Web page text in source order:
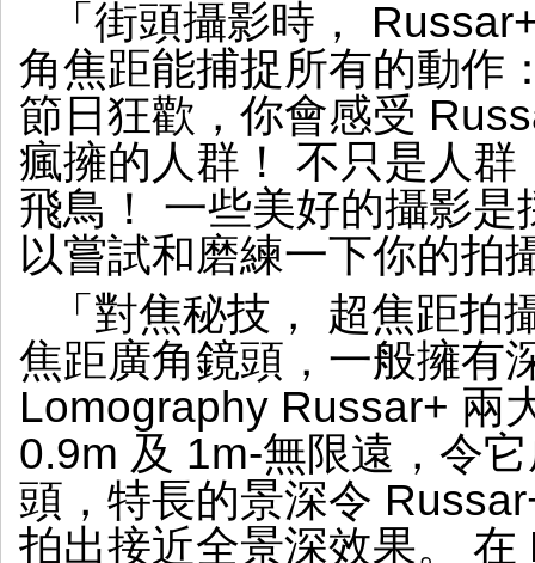
「街頭攝影時，
角焦距能捕捉所有的動作
節日狂歡，你會感受
瘋擁的人群！ 不只是人
飛鳥！ 一些美好的攝影
以嘗試和磨練一下你的拍
「對焦秘技， 超焦距
焦距廣角鏡頭，一般擁有
Lomography Russar+ 兩
0.9m 及 1m-無限遠，令
頭，特長的景深令
拍出接近全景深效果。